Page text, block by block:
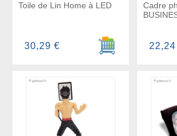
Toile de Lin Home à LED
Ajouter au panier
30,29 €
Cadre